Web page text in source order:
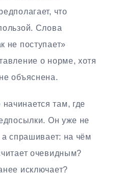
что
Слова
не поступает»
о норме, хотя
объяснена.
там, где
Он уже не
спрашивает: на чём
очевидным?
исключает?